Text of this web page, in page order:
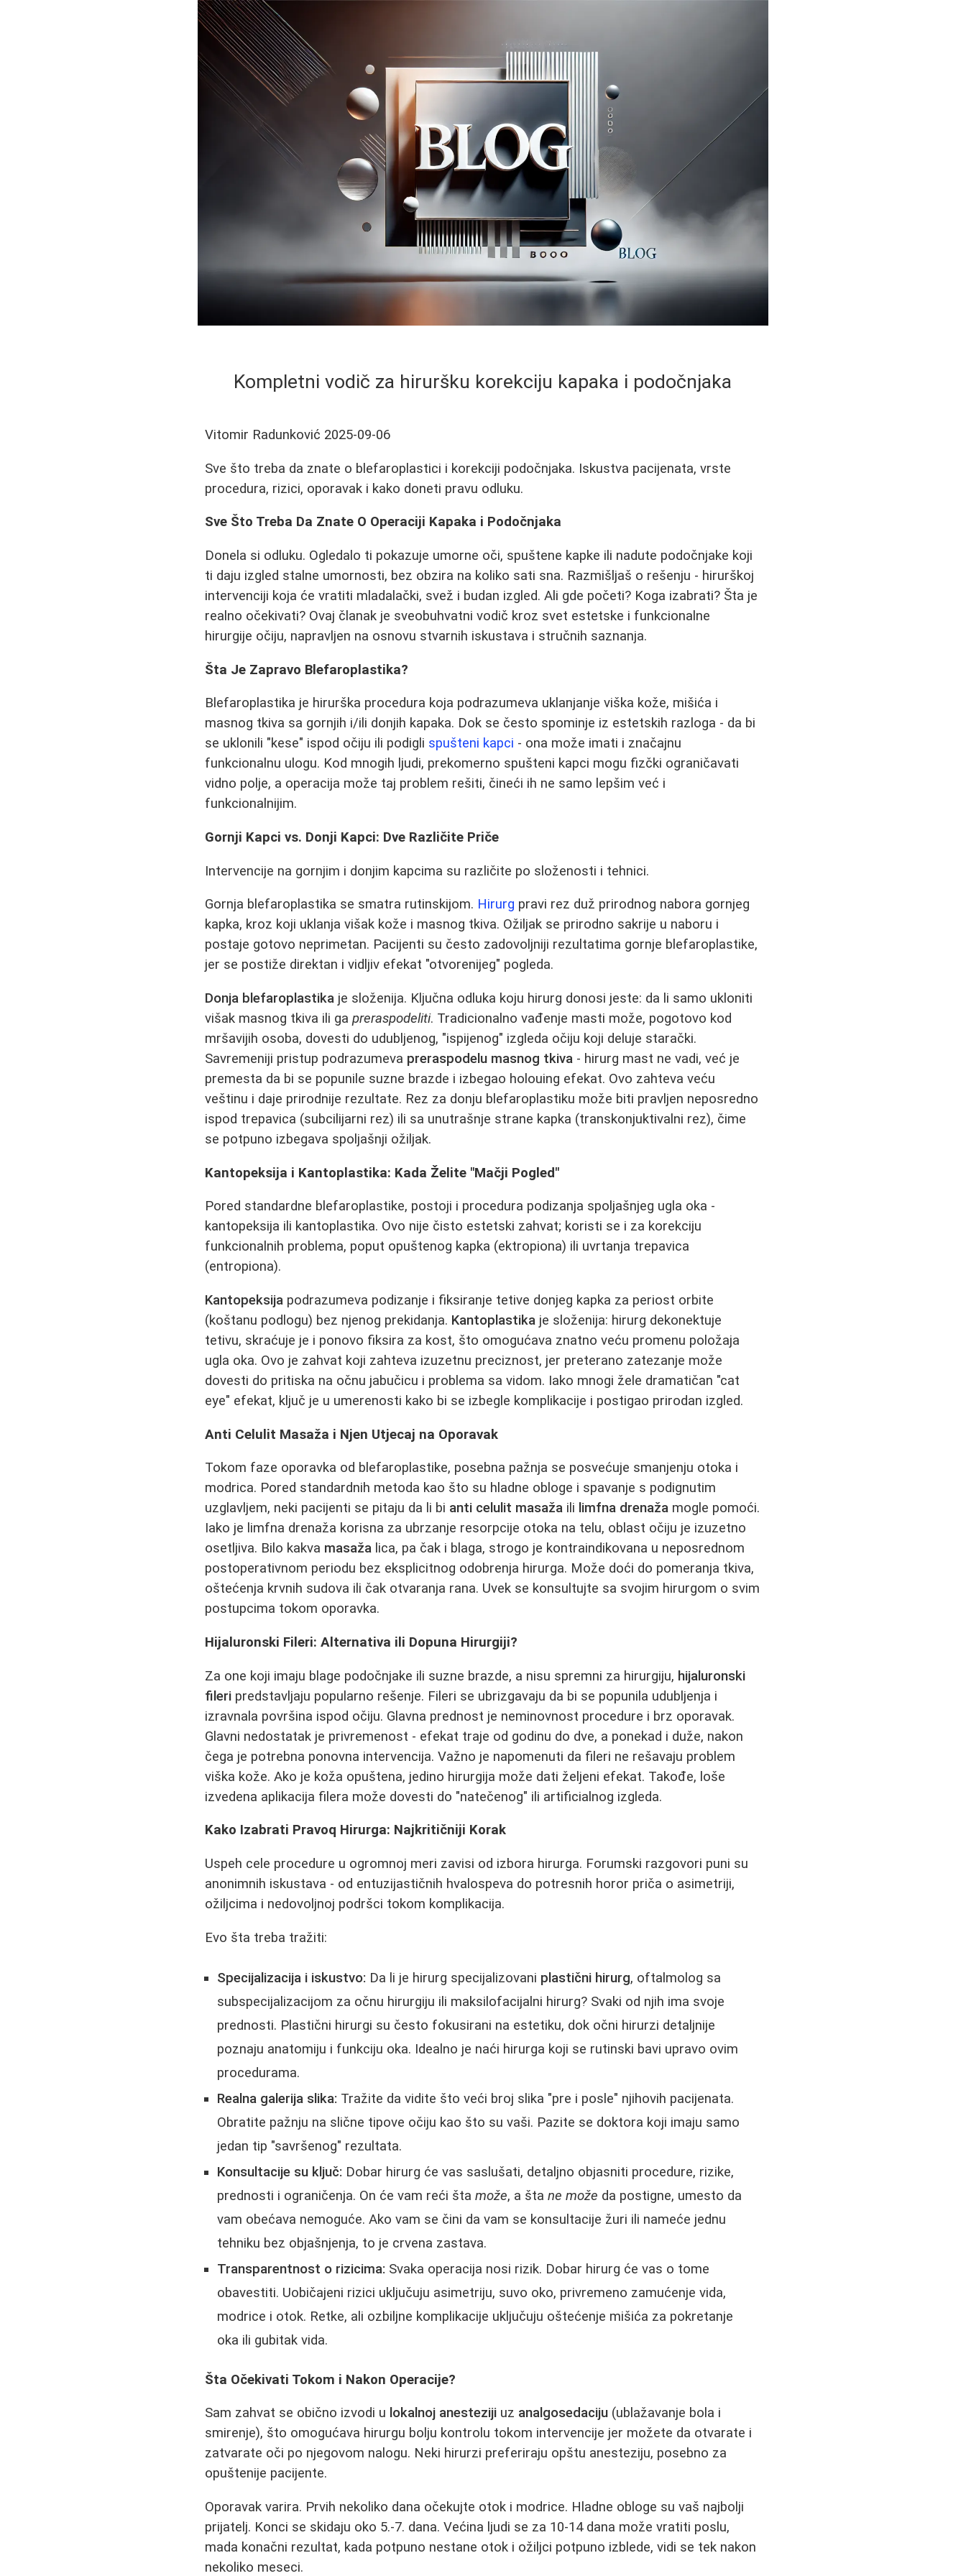
Kompletni vodič za hiruršku korekciju kapaka i podočnjaka
Vitomir Radunković 2025-09-06
Sve što treba da znate o blefaroplastici i korekciji podočnjaka. Iskustva pacijenata, vrste
procedura, rizici, oporavak i kako doneti pravu odluku.
Sve Što Treba Da Znate O Operaciji Kapaka i Podočnjaka
Donela si odluku. Ogledalo ti pokazuje umorne oči, spuštene kapke ili nadute podočnjake koji
ti daju izgled stalne umornosti, bez obzira na koliko sati sna. Razmišljaš o rešenju - hirurškoj
intervenciji koja će vratiti mladalački, svež i budan izgled. Ali gde početi? Koga izabrati? Šta je
realno očekivati? Ovaj članak je sveobuhvatni vodič kroz svet estetske i funkcionalne
hirurgije očiju, napravljen na osnovu stvarnih iskustava i stručnih saznanja.
Šta Je Zapravo Blefaroplastika?
Blefaroplastika je hirurška procedura koja podrazumeva uklanjanje viška kože, mišića i
masnog tkiva sa gornjih i/ili donjih kapaka. Dok se često spominje iz estetskih razloga - da bi
se uklonili "kese" ispod očiju ili podigli spušteni kapci - ona može imati i značajnu
funkcionalnu ulogu. Kod mnogih ljudi, prekomerno spušteni kapci mogu fizčki ograničavati
vidno polje, a operacija može taj problem rešiti, čineći ih ne samo lepšim već i
funkcionalnijim.
Gornji Kapci vs. Donji Kapci: Dve Različite Priče
Intervencije na gornjim i donjim kapcima su različite po složenosti i tehnici.
Gornja blefaroplastika se smatra rutinskijom. Hirurg pravi rez duž prirodnog nabora gornjeg
kapka, kroz koji uklanja višak kože i masnog tkiva. Ožiljak se prirodno sakrije u naboru i
postaje gotovo neprimetan. Pacijenti su često zadovoljniji rezultatima gornje blefaroplastike,
jer se postiže direktan i vidljiv efekat "otvorenijeg" pogleda.
Donja blefaroplastika je složenija. Ključna odluka koju hirurg donosi jeste: da li samo ukloniti
višak masnog tkiva ili gapreraspodeliti. Tradicionalno vađenje masti može, pogotovo kod
mršavijih osoba, dovesti do udubljenog, "ispijenog" izgleda očiju koji deluje starački.
Savremeniji pristup podrazumeva preraspodelu masnog tkiva - hirurg mast ne vadi, već je
premesta da bi se popunile suzne brazde i izbegao holouing efekat. Ovo zahteva veću
veštinu i daje prirodnije rezultate. Rez za donju blefaroplastiku može biti pravljen neposredno
ispod trepavica (subcilijarni rez) ili sa unutrašnje strane kapka (transkonjuktivalni rez), čime
se potpuno izbegava spoljašnji ožiljak.
Kantopeksija i Kantoplastika: Kada Želite "Mačji Pogled"
Pored standardne blefaroplastike, postoji i procedura podizanja spoljašnjeg ugla oka -
kantopeksija ili kantoplastika. Ovo nije čisto estetski zahvat; koristi se i za korekciju
funkcionalnih problema, poput opuštenog kapka (ektropiona) ili uvrtanja trepavica
(entropiona).
Kantopeksija podrazumeva podizanje i fiksiranje tetive donjeg kapka za periost orbite
(koštanu podlogu) bez njenog prekidanja. Kantoplastika je složenija: hirurg dekonektuje
tetivu, skraćuje je i ponovo fiksira za kost, što omogućava znatno veću promenu položaja
ugla oka. Ovo je zahvat koji zahteva izuzetnu preciznost, jer preterano zatezanje može
dovesti do pritiska na očnu jabučicu i problema sa vidom. Iako mnogi žele dramatičan "cat
eye" efekat, ključ je u umerenosti kako bi se izbegle komplikacije i postigao prirodan izgled.
Anti Celulit Masaža i Njen Utjecaj na Oporavak
Tokom faze oporavka od blefaroplastike, posebna pažnja se posvećuje smanjenju otoka i
modrica. Pored standardnih metoda kao što su hladne obloge i spavanje s podignutim
uzglavljem, neki pacijenti se pitaju da li bi anti celulit masaža ili limfna drenaža mogle pomoći.
Iako je limfna drenaža korisna za ubrzanje resorpcije otoka na telu, oblast očiju je izuzetno
osetljiva. Bilo kakva masaža lica, pa čak i blaga, strogo je kontraindikovana u neposrednom
postoperativnom periodu bez eksplicitnog odobrenja hirurga. Može doći do pomeranja tkiva,
oštećenja krvnih sudova ili čak otvaranja rana. Uvek se konsultujte sa svojim hirurgom o svim
postupcima tokom oporavka.
Hijaluronski Fileri: Alternativa ili Dopuna Hirurgiji?
Za one koji imaju blage podočnjake ili suzne brazde, a nisu spremni za hirurgiju, hijaluronski
fileri predstavljaju popularno rešenje. Fileri se ubrizgavaju da bi se popunila udubljenja i
izravnala površina ispod očiju. Glavna prednost je neminovnost procedure i brz oporavak.
Glavni nedostatak je privremenost - efekat traje od godinu do dve, a ponekad i duže, nakon
čega je potrebna ponovna intervencija. Važno je napomenuti da fileri ne rešavaju problem
viška kože. Ako je koža opuštena, jedino hirurgija može dati željeni efekat. Takođe, loše
izvedena aplikacija filera može dovesti do "natečenog" ili artificialnog izgleda.
Kako Izabrati Pravoq Hirurga: Najkritičniji Korak
Uspeh cele procedure u ogromnoj meri zavisi od izbora hirurga. Forumski razgovori puni su
anonimnih iskustava - od entuzijastičnih hvalospeva do potresnih horor priča o asimetriji,
ožiljcima i nedovoljnoj podršci tokom komplikacija.
Evo šta treba tražiti:
Specijalizacija i iskustvo: Da li je hirurg specijalizovani plastični hirurg, oftalmolog sa
subspecijalizacijom za očnu hirurgiju ili maksilofacijalni hirurg? Svaki od njih ima svoje
prednosti. Plastični hirurgi su često fokusirani na estetiku, dok očni hirurzi detaljnije
poznaju anatomiju i funkciju oka. Idealno je naći hirurga koji se rutinski bavi upravo ovim
procedurama.
Realna galerija slika: Tražite da vidite što veći broj slika "pre i posle" njihovih pacijenata.
Obratite pažnju na slične tipove očiju kao što su vaši. Pazite se doktora koji imaju samo
jedan tip "savršenog" rezultata.
Konsultacije su ključ: Dobar hirurg će vas saslušati, detaljno objasniti procedure, rizike,
prednosti i ograničenja. On će vam reći štamože, a štane može da postigne, umesto da
vam obećava nemoguće. Ako vam se čini da vam se konsultacije žuri ili nameće jednu
tehniku bez objašnjenja, to je crvena zastava.
Transparentnost o rizicima: Svaka operacija nosi rizik. Dobar hirurg će vas o tome
obavestiti. Uobičajeni rizici uključuju asimetriju, suvo oko, privremeno zamućenje vida,
modrice i otok. Retke, ali ozbiljne komplikacije uključuju oštećenje mišića za pokretanje
oka ili gubitak vida.
Šta Očekivati Tokom i Nakon Operacije?
Sam zahvat se obično izvodi u lokalnoj anesteziji uz analgosedaciju (ublažavanje bola i
smirenje), što omogućava hirurgu bolju kontrolu tokom intervencije jer možete da otvarate i
zatvarate oči po njegovom nalogu. Neki hirurzi preferiraju opštu anesteziju, posebno za
opuštenije pacijente.
Oporavak varira. Prvih nekoliko dana očekujte otok i modrice. Hladne obloge su vaš najbolji
prijatelj. Konci se skidaju oko 5.-7. dana. Većina ljudi se za 10-14 dana može vratiti poslu,
mada konačni rezultat, kada potpuno nestane otok i ožiljci potpuno izblede, vidi se tek nakon
nekoliko meseci.